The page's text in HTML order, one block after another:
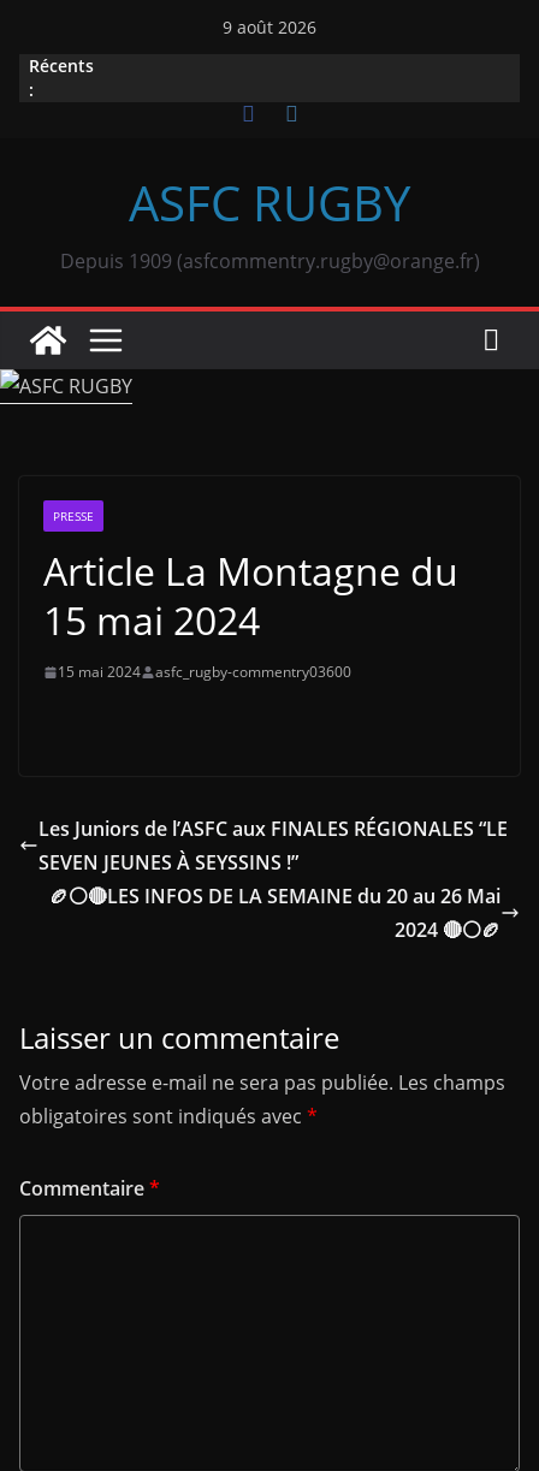
contenu
9 août 2026
Récents
:
ASFC RUGBY
Depuis 1909 (asfcommentry.rugby@orange.fr)
PRESSE
Article La Montagne du
15 mai 2024
15 mai 2024 asfc_rugby-commentry03600
Les Juniors de l’ASFC aux FINALES RÉGIONALES “LE
SEVEN JEUNES À SEYSSINS !”
🏉⚪🔴LES INFOS DE LA SEMAINE du 20 au 26 Mai
2024 🔴⚪🏉
Laisser un commentaire
Votre adresse e-mail ne sera pas publiée. Les champs
obligatoires sont indiqués avec *
Commentaire*